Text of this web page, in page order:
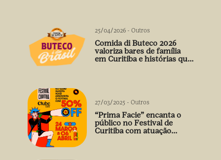
25/04/2026 - Outros
Comida di Buteco 2026
valoriza bares de família
em Curitiba e histórias que
27/03/2025 - Outros
“Prima Facie” encanta o
público no Festival de
Curitiba com atuação